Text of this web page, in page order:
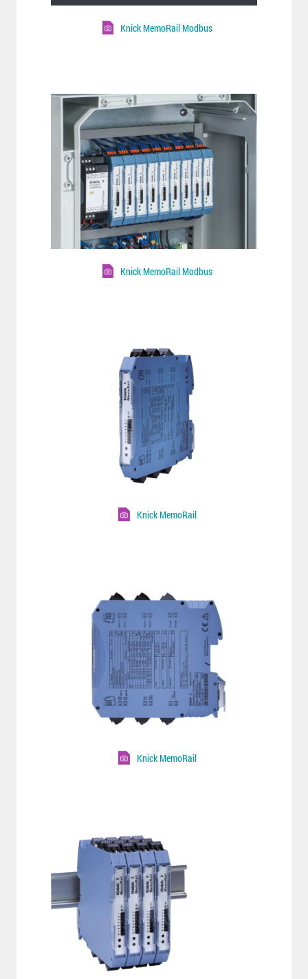
Knick MemoRail Modbus
Knick MemoRail Modbus
Knick MemoRail
Knick MemoRail